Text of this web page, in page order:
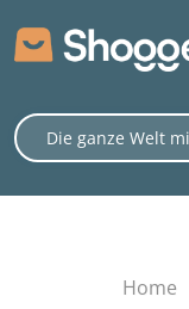
Home